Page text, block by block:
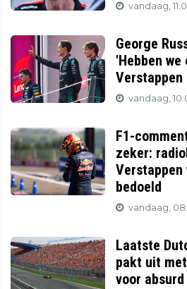
vandaag,
George
'Hebben
Verstappen
vandaag,
F1-
zeker:
Verstappen
bedoeld
vandaag,
Laatste
pakt uit
voor